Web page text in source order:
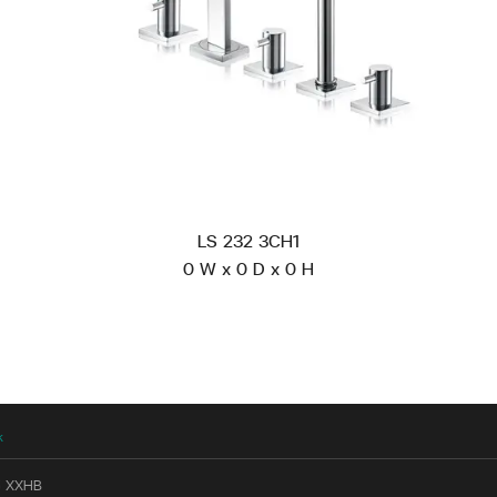
LS 232 3CH1
0 W x 0 D x 0 H
XXHB